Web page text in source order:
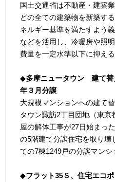
国土交通省は不動産・建築
どの全ての建築物を新築す
ネルギー基準を満たすよう
などを活用し、冷暖房や照
費量を一定水準以下に抑える
◆多摩ニュータウン 建て
年３月分譲
大規模マンションへの建て
タウン諏訪2丁目団地（東
屋の解体工事が27日始まっ
の5階建て分譲住宅を取り壊
ての7棟1249戸の分譲マンシ
◆フラット35Ｓ、住宅エコ